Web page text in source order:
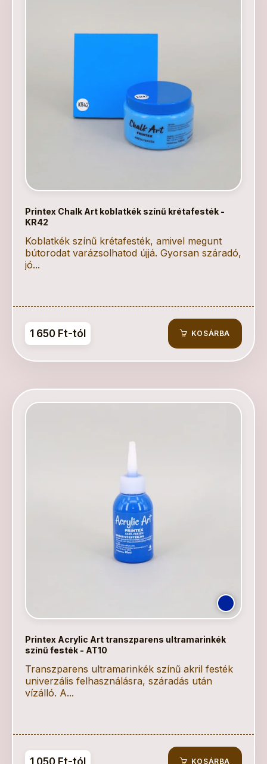
Printex Chalk Art koblatkék színű krétafesték -
KR42
Koblatkék színű krétafesték, amivel megunt
bútorodat varázsolhatod újjá. Gyorsan száradó,
jó...
1 650 Ft-tól KOSÁRBA
Printex Acrylic Art transzparens ultramarinkék
színű festék - AT10
Transzparens ultramarinkék színű akril festék
univerzális felhasználásra, száradás után
vízálló. A...
1 050 Ft-tól KOSÁRBA